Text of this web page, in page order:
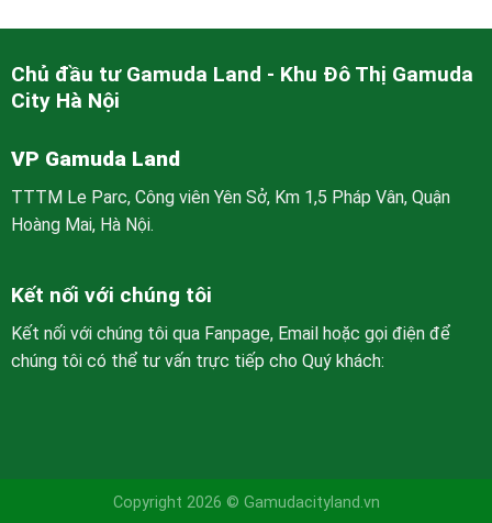
Chủ đầu tư Gamuda Land - Khu Đô Thị Gamuda
City Hà Nội
VP Gamuda Land
TTTM Le Parc, Công viên Yên Sở, Km 1,5 Pháp Vân, Quận
Hoàng Mai, Hà Nội.
Kết nối với chúng tôi
Kết nối với chúng tôi qua Fanpage, Email hoặc gọi điện để
chúng tôi có thể tư vấn trực tiếp cho Quý khách:
Copyright 2026 © Gamudacityland.vn